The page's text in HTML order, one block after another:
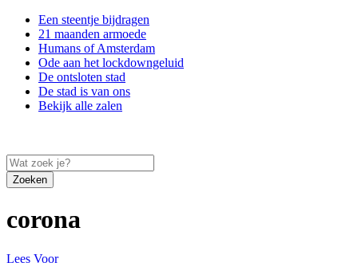
Een steentje bijdragen
21 maanden armoede
Humans of Amsterdam
Ode aan het lockdowngeluid
De ontsloten stad
De stad is van ons
Bekijk alle zalen
Zoeken
corona
Lees Voor